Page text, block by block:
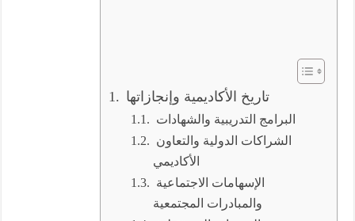
تاريخ الأكاديمية وإنجازاتها
البرامج التدريبية والشهادات
الأكاديمي
والمبادرات المجتمعية